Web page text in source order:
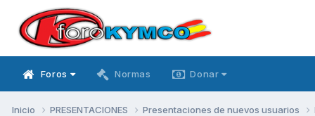
Foros Normas Donar
Inicio PRESENTACIONES Presentaciones de nuevos usuarios